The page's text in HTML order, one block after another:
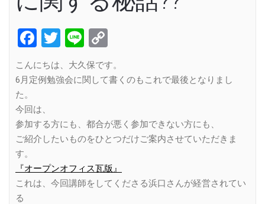
Facebook
Twitter
Line
Link
こんにちは、大久保です。
6月定例勉強会に関して書くのもこれで最後となりまし
た。
今回は、
参加する方にも、都合が悪く参加できない方にも、
ご紹介したいものをひとつだけご案内させていただきま
す。
『オープンオフィス瓦版』
これは、今回講師をしてくださる浜口さんが経営されてい
る